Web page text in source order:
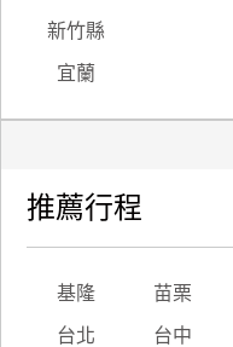
新竹縣
宜蘭
推薦行程
基隆 苗栗
台北 台中